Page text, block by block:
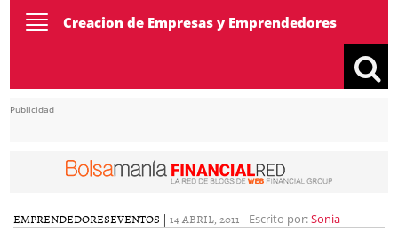
ToggleCreacion de Empresas y Emprendedores
Publicidad
EMPRENDEDORESEVENTOS | 14 ABRIL, 2011 - Escrito por:Sonia